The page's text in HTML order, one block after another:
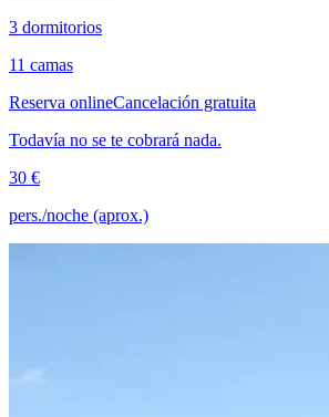
3 dormitorios
11 camas
Reserva onlineCancelación gratuita
Todavía no se te cobrará nada.
30 €
pers./noche (aprox.)